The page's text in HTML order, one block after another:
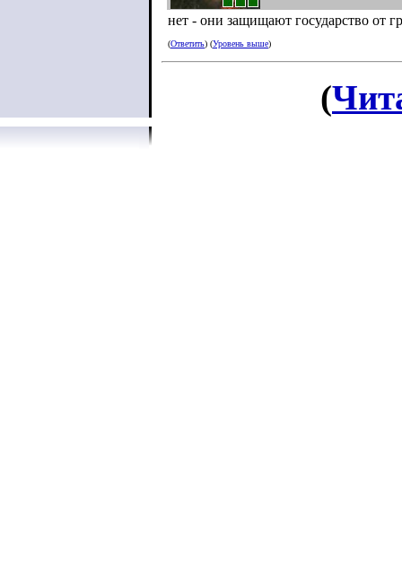
нет - они защищают государство от
(Ответить) (Уровень выше)
(